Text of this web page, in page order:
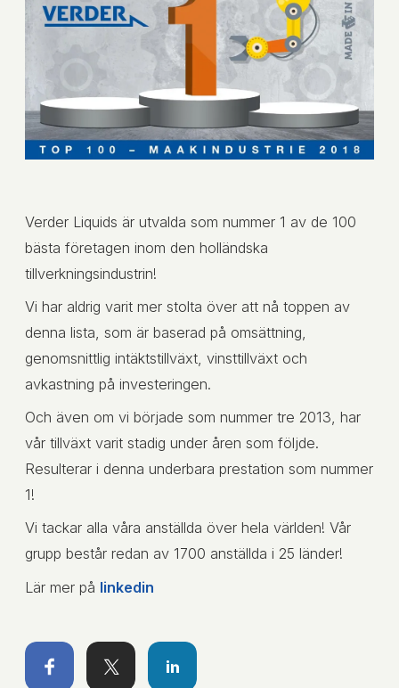
Verder Liquids är utvalda som nummer 1 av de 100
bästa företagen inom den holländska
tillverkningsindustrin!
Vi har aldrig varit mer stolta över att nå toppen av
denna lista, som är baserad på omsättning,
genomsnittlig intäktstillväxt, vinsttillväxt och
avkastning på investeringen.
Och även om vi började som nummer tre 2013, har
vår tillväxt varit stadig under åren som följde.
Resulterar i denna underbara prestation som nummer
1!
Vi tackar alla våra anställda över hela världen! Vår
grupp består redan av 1700 anställda i 25 länder!
Lär mer på linkedin